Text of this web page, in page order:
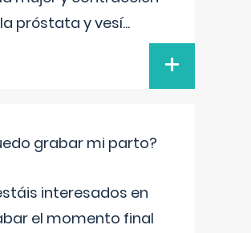
próstata y vesí...
+
grabar mi parto?
interesados en
el momento final